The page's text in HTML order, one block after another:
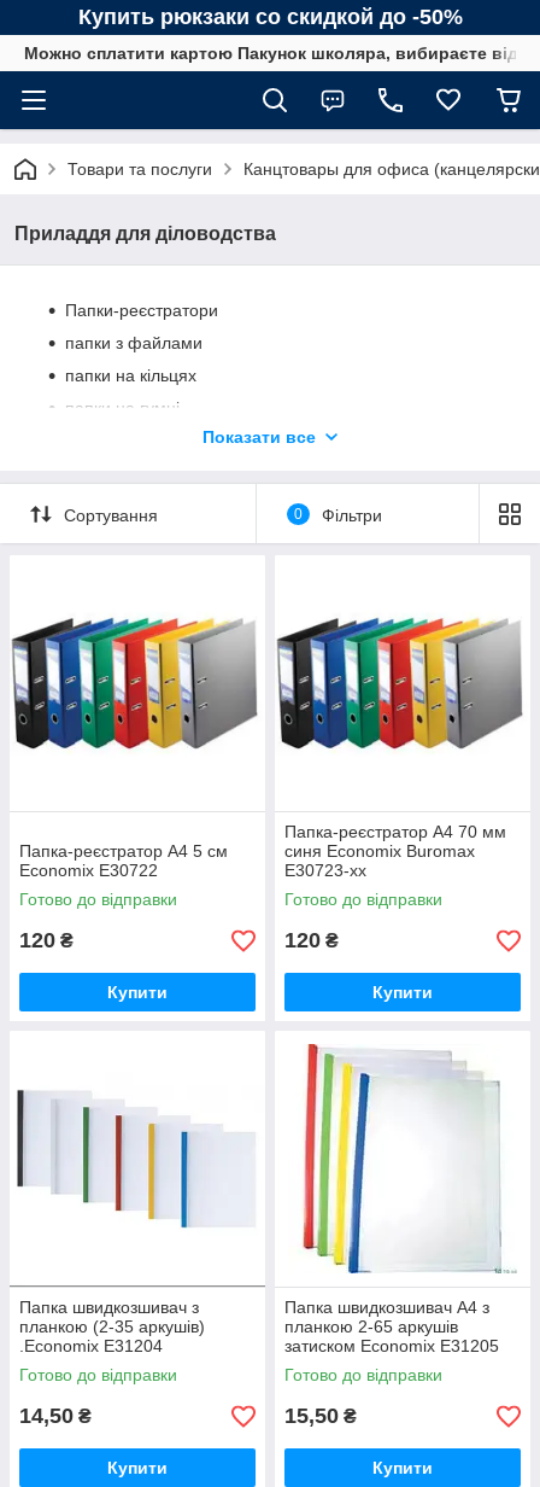
Купить рюкзаки со скидкой до -50%
Можно сплатити картою Пакунок школяра, вибираєте від
Товари та послуги Канцтовары для офиса
Приладдя для діловодства
Папки-реєстратори
папки з файлами
папки на кільцях
папки на гумці
папки-конверти
сумки для дисків
візитниці
Показати все
Сортування 0 Фільтри
Папка-реєстратор A4 5 см
Economix E30722
Готово до відправки
120 ₴
Купити
Папка-реєстратор A4 70 мм
синя Economix Buromax
E30723-xx
Готово до відправки
120 ₴
Купити
Папка швидкозшивач з
планкою (2-35 аркушів)
.Economix E31204
Готово до відправки
14,50 ₴
Купити
Папка швидкозшивач А4 з
планкою 2-65 аркушів
затиском Economix E31205
Готово до відправки
15,50 ₴
Купити